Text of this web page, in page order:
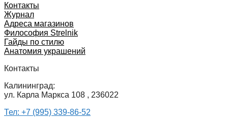
Контакты
Журнал
Адреса магазинов
Философия Strelnik
Гайды по стилю
Анатомия украшений
Контакты
Калининград:
ул. Карла Маркса 108 , 236022
Тел: +7 (995) 339-86-52